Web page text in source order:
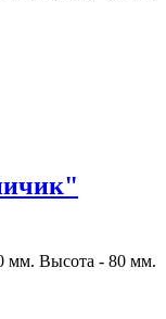
мм. Высота - 80 мм.